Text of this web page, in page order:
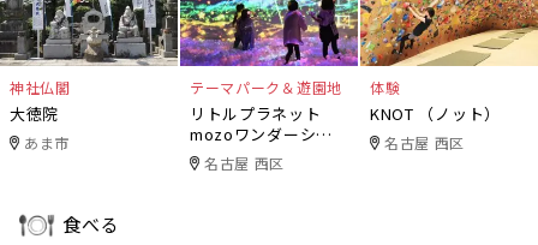
神社仏閣
大徳院
あま市
テーマパーク＆遊園地
リトルプラネット
mozoワンダーシテ
ィ 名古屋 西区
体験
KNOT （ノット）
名古屋 西区
食べる